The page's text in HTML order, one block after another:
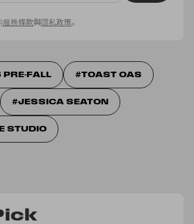
服務條款與隱私政策。
PRE-FALL TOAST OAS
JESSICA SEATON
STUDIO